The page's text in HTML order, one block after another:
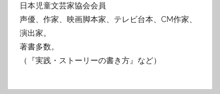
日本児童文芸家協会会員
声優、作家、映画脚本家、テレビ台本、CM作家、
演出家。
著書多数。
（『実践・ストーリーの書き方』など）